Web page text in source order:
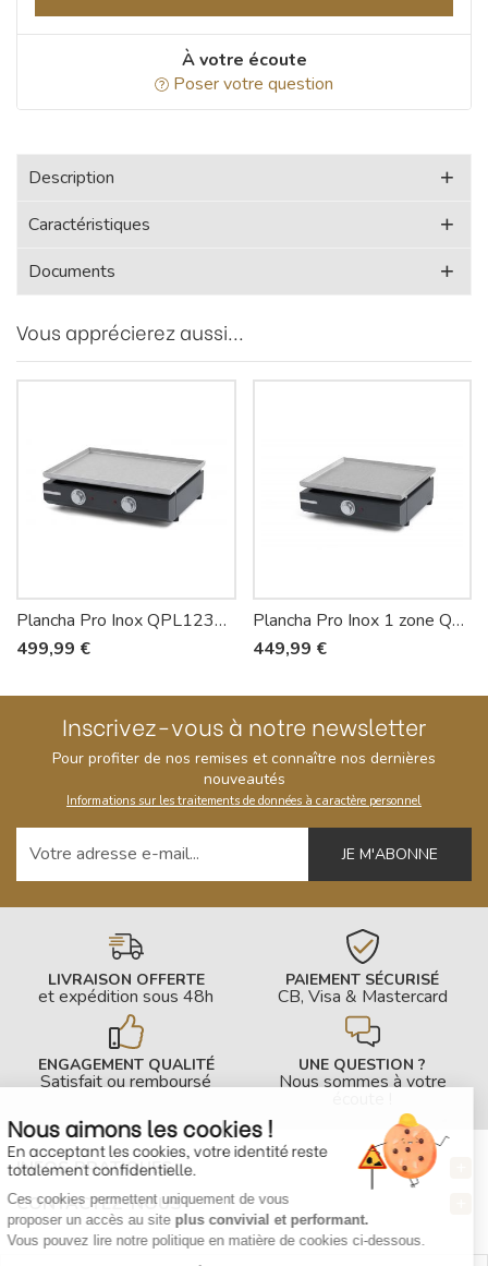
À votre écoute
Poser votre question
Description
Caractéristiques
Documents
Vous apprécierez aussi...
Plancha Pro Inox QPL1230 - Riviera-et-Bar
499,99 €
Plancha Pro Inox 1 zone QPL1130 - Riviera-et-Bar
449,99 €
Inscrivez-vous à notre newsletter
Pour profiter de nos remises et connaître nos dernières
nouveautés
Informations sur les traitements de données à caractère personnel
LIVRAISON OFFERTE
et expédition sous 48h
PAIEMENT SÉCURISÉ
CB, Visa & Mastercard
ENGAGEMENT QUALITÉ
Satisfait ou remboursé
UNE QUESTION ?
Nous sommes à votre
INFOS PRATIQUES
CONTACTEZ-NOUS
Nous aimons les cookies !
En acceptant les cookies, votre identité reste
totalement confidentielle.
Ces cookies permettent uniquement de vous
proposer un accès au siteplus convivial et performant.
Vous pouvez lire notre politique en matière de cookies ci-dessous.